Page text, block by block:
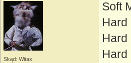
Skąd: Witax
Soft
Hard
Hard
Hard